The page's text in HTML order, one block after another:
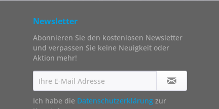
Newsletter
Abonnieren Sie den kostenlosen Newsletter
und verpassen Sie keine Neuigkeit oder
Aktion mehr!
Ich habe die Datenschutzerklärung zur